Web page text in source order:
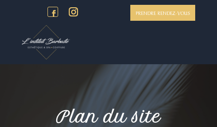
PRENDRE RENDEZ-VOUS
Plan du site